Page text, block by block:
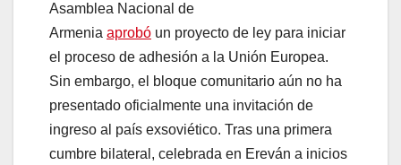
Asamblea Nacional de
Armenia aprobó un proyecto de ley para iniciar
el proceso de adhesión a la Unión Europea.
Sin embargo, el bloque comunitario aún no ha
presentado oficialmente una invitación de
ingreso al país exsoviético. Tras una primera
cumbre bilateral, celebrada en Ereván a inicios